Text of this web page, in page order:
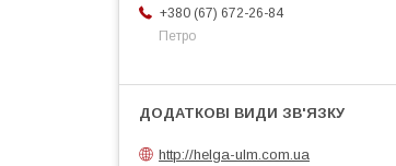
+380 (67) 672-26-84
Петро
http://helga-ulm.com.ua